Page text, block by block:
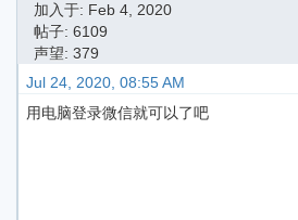
加入于: Feb 4, 2020
帖子: 6109
声望: 379
Jul 24, 2020, 08:55 AM
用电脑登录微信就可以了吧